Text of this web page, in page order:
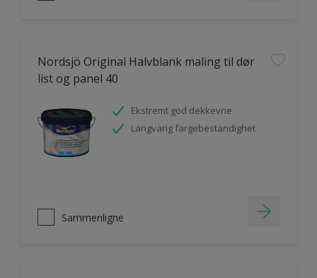
Nordsjö Original Halvblank maling til dør
list og panel 40
Ekstremt god dekkevne
Langvarig fargebestandighet
Sammenligne